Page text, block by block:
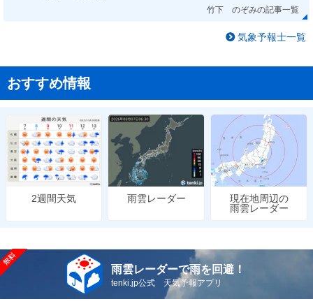
竹下 のぞみの記事一覧
気象予報士一覧
おすすめ情報
2週間天気 雨雲レーダー
現在地周辺の
雨雲レーダー
雨雲レーダーで雨を回避！
tenki.jp公式 天気予報アプリ